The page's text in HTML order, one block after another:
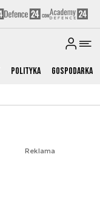
Polityka Gospodarka
Reklama